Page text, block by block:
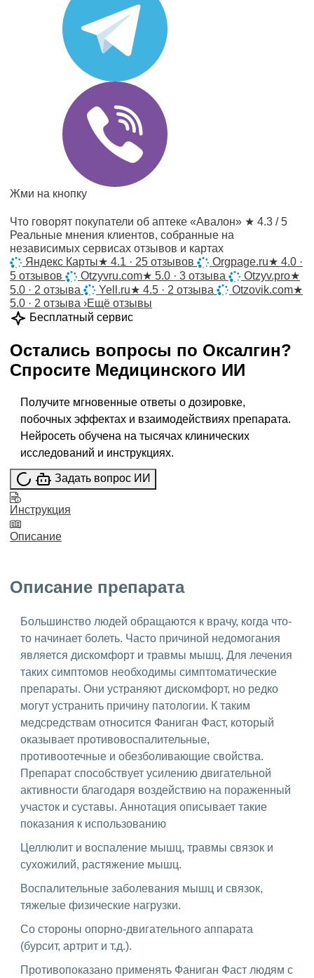
Жми на кнопку
Что говорят покупатели об аптеке «Авалон» ★ 4.3 / 5
Реальные мнения клиентов, собранные на
независимых сервисах отзывов и картах
Яндекс Карты★ 4.1 · 25 отзывов Orgpage.ru★ 4.0 ·
5 отзывов
Otzyvru.com★ 5.0 · 3 отзыва Otzyv.pro★
5.0 · 2 отзыва
Yell.ru★ 4.5 · 2 отзыва Otzovik.com★
5.0 · 2 отзыва ›Ещё отзывы
Бесплатный сервис
Остались вопросы по Оксалгин?
Спросите Медицинского ИИ
Получите мгновенные ответы о дозировке,
побочных эффектах и взаимодействиях препарата.
Нейросеть обучена на тысячах клинических
исследований и инструкциях.
Задать вопрос ИИ
Инструкция
Описание
Описание препарата
Большинство людей обращаются к врачу, когда что-
то начинает болеть. Часто причиной недомогания
является дискомфорт и травмы мышц. Для лечения
таких симптомов необходимы симптоматические
препараты. Они устраняют дискомфорт, но редко
могут устранить причину патологии. К таким
медсредствам относится Фаниган Фаст, который
оказывает противовоспалительные,
противоотечные и обезболивающие свойства.
Препарат способствует усилению двигательной
активности благодаря воздействию на пораженный
участок и суставы. Аннотация описывает такие
показания к использованию
Целлюлит и воспаление мышц, травмы связок и
сухожилий, растяжение мышц.
Воспалительные заболевания мышц и связок,
тяжелые физические нагрузки.
Со стороны опорно-двигательного аппарата
(бурсит, артрит и т.д.).
Противопоказано применять Фаниган Фаст людям с